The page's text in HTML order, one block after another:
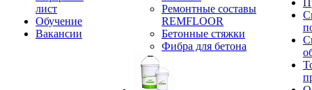
лист
Обучение
Вакансии
Ремонтные составы
REMFLOOR
Бетонные стяжки
Фибра для бетона